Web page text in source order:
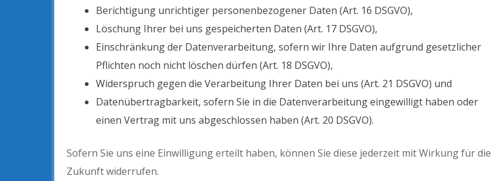
Berichtigung unrichtiger personenbezogener Daten (Art. 16 DSGVO),
Löschung Ihrer bei uns gespeicherten Daten (Art. 17 DSGVO),
Einschränkung der Datenverarbeitung, sofern wir Ihre Daten aufgrund gesetzlicher
Pflichten noch nicht löschen dürfen (Art. 18 DSGVO),
Widerspruch gegen die Verarbeitung Ihrer Daten bei uns (Art. 21 DSGVO) und
Datenübertragbarkeit, sofern Sie in die Datenverarbeitung eingewilligt haben oder
einen Vertrag mit uns abgeschlossen haben (Art. 20 DSGVO).
Sofern Sie uns eine Einwilligung erteilt haben, können Sie diese jederzeit mit Wirkung für die
Zukunft widerrufen.